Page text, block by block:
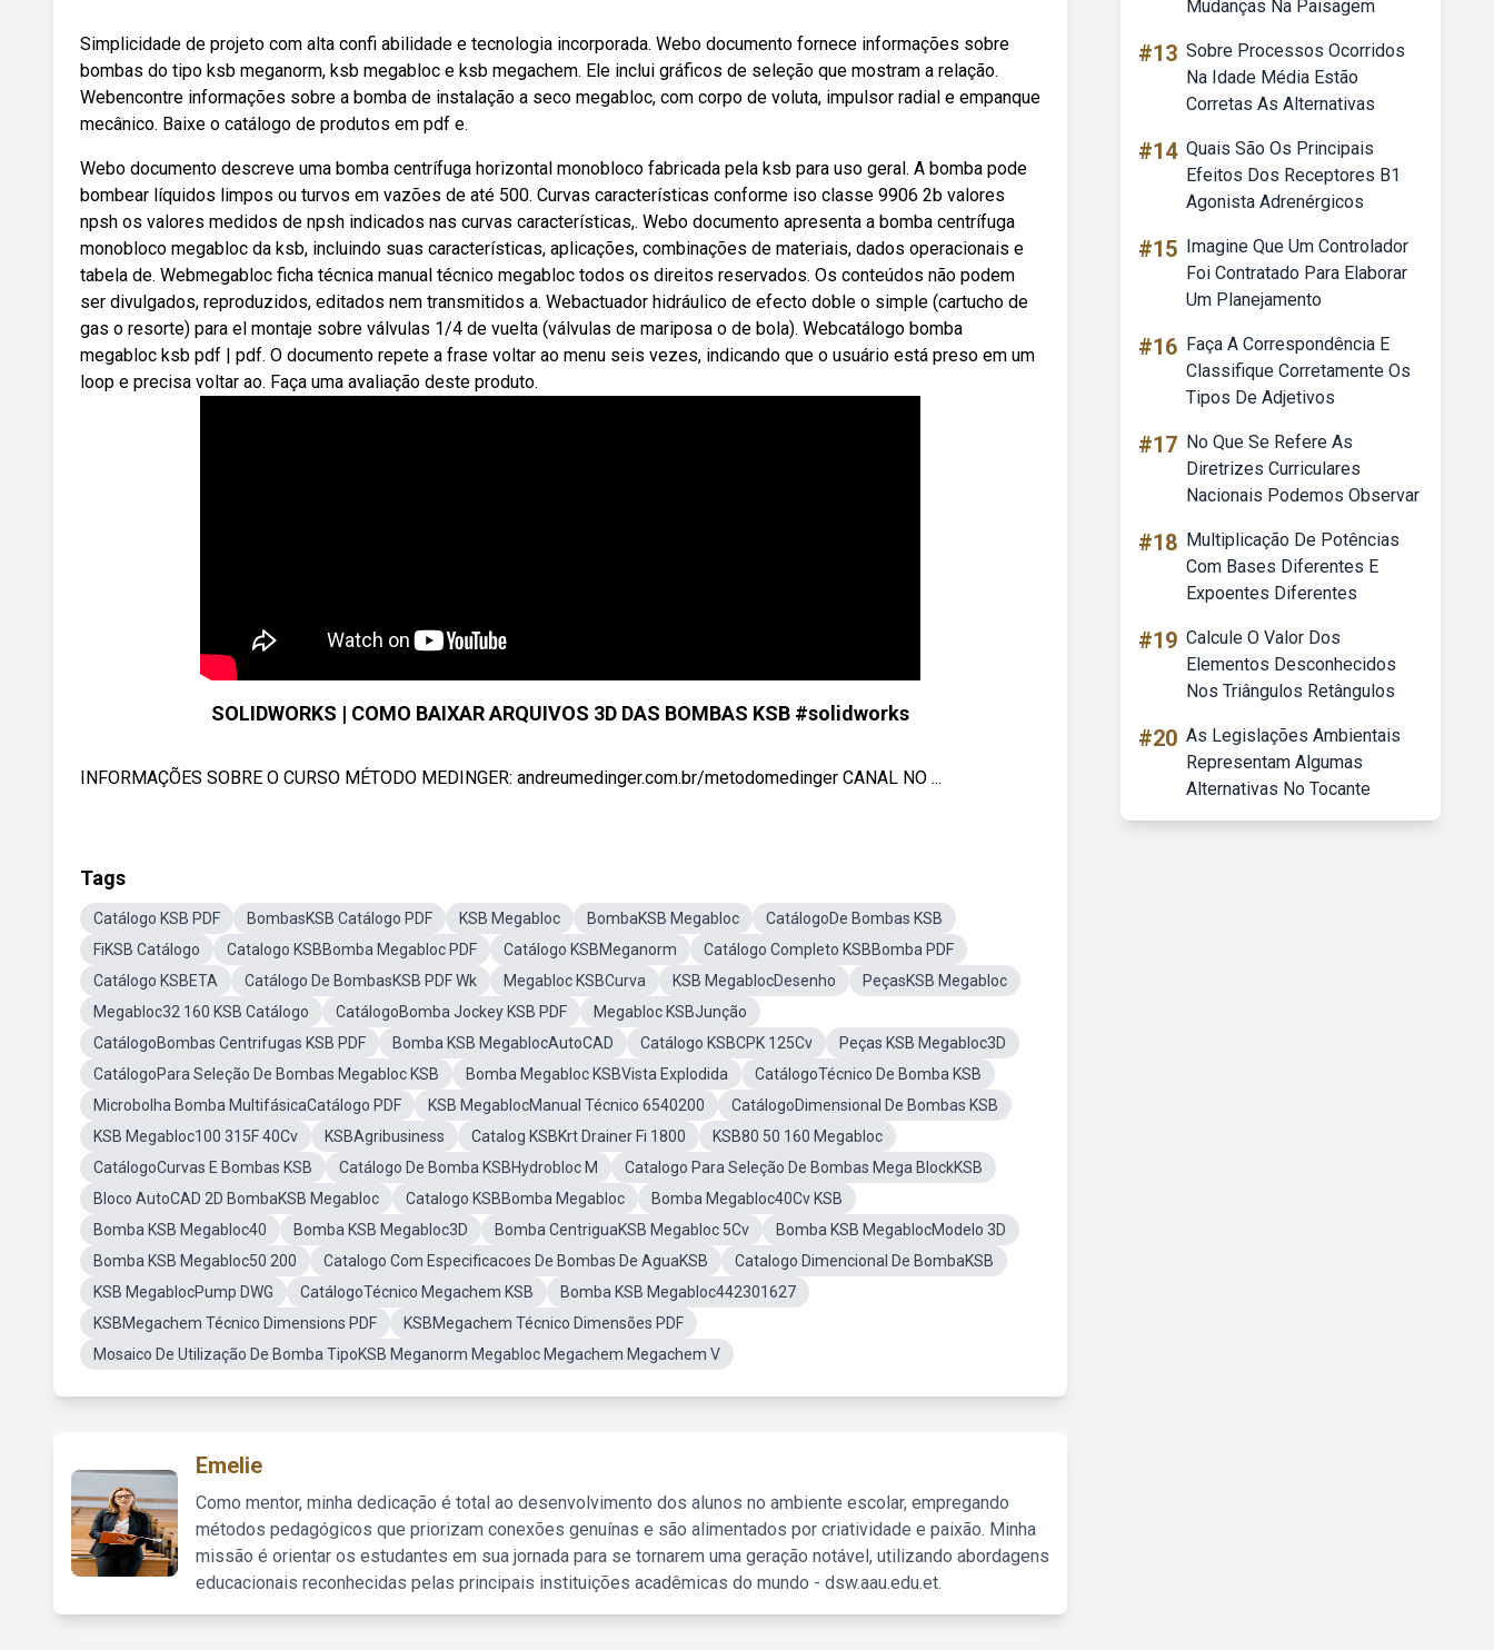
Simplicidade de projeto com alta confi abilidade e tecnologia incorporada. Webo documento fornece informações sobre
bombas do tipo ksb meganorm, ksb megabloc e ksb megachem. Ele inclui gráficos de seleção que mostram a relação.
Webencontre informações sobre a bomba de instalação a seco megabloc, com corpo de voluta, impulsor radial e empanque
mecânico. Baixe o catálogo de produtos em pdf e.
Webo documento descreve uma bomba centrífuga horizontal monobloco fabricada pela ksb para uso geral. A bomba pode
bombear líquidos limpos ou turvos em vazões de até 500. Curvas características conforme iso classe 9906 2b valores
npsh os valores medidos de npsh indicados nas curvas características,. Webo documento apresenta a bomba centrífuga
monobloco megabloc da ksb, incluindo suas características, aplicações, combinações de materiais, dados operacionais e
tabela de. Webmegabloc ficha técnica manual técnico megabloc todos os direitos reservados. Os conteúdos não podem
ser divulgados, reproduzidos, editados nem transmitidos a. Webactuador hidráulico de efecto doble o simple (cartucho de
gas o resorte) para el montaje sobre válvulas 1/4 de vuelta (válvulas de mariposa o de bola). Webcatálogo bomba
megabloc ksb pdf | pdf. O documento repete a frase voltar ao menu seis vezes, indicando que o usuário está preso em um
loop e precisa voltar ao. Faça uma avaliação deste produto.
SOLIDWORKS | COMO BAIXAR ARQUIVOS 3D DAS BOMBAS KSB #solidworks
INFORMAÇÕES SOBRE O CURSO MÉTODO MEDINGER: andreumedinger.com.br/metodomedinger CANAL NO ...
Tags
Catálogo KSB PDF BombasKSB Catálogo PDF KSB Megabloc BombaKSB Megabloc
CatálogoDe Bombas KSB
FiKSB Catálogo
Catalogo KSBBomba Megabloc PDF Catálogo KSBMeganorm
Catálogo Completo KSBBomba PDF
Catálogo KSBETA
Catálogo De BombasKSB PDF Wk Megabloc KSBCurva KSB MegablocDesenho
PeçasKSB Megabloc
Megabloc32 160 KSB Catálogo
CatálogoBomba Jockey KSB PDF
Megabloc KSBJunção
CatálogoBombas Centrifugas KSB PDF
Bomba KSB MegablocAutoCAD Catálogo KSBCPK 125Cv
Peças KSB Megabloc3D
CatálogoPara Seleção De Bombas Megabloc KSB
Bomba Megabloc KSBVista Explodida
CatálogoTécnico De Bomba KSB
Microbolha Bomba MultifásicaCatálogo PDF
KSB MegablocManual Técnico 6540200
CatálogoDimensional De Bombas KSB
KSB Megabloc100 315F 40Cv
KSBAgribusiness Catalog KSBKrt Drainer Fi 1800
KSB80 50 160 Megabloc
CatálogoCurvas E Bombas KSB
Catálogo De Bomba KSBHydrobloc M
Catalogo Para Seleção De Bombas Mega BlockKSB
Bloco AutoCAD 2D BombaKSB Megabloc
Catalogo KSBBomba Megabloc
Bomba Megabloc40Cv KSB
Bomba KSB Megabloc40
Bomba KSB Megabloc3D Bomba CentriguaKSB Megabloc 5Cv
Bomba KSB MegablocModelo 3D
Bomba KSB Megabloc50 200
Catalogo Com Especificacoes De Bombas De AguaKSB
Catalogo Dimencional De BombaKSB
KSB MegablocPump DWG
CatálogoTécnico Megachem KSB
Bomba KSB Megabloc442301627
KSBMegachem Técnico Dimensions PDF
KSBMegachem Técnico Dimensões PDF
Mosaico De Utilização De Bomba TipoKSB Meganorm Megabloc Megachem Megachem V
Emelie
Como mentor, minha dedicação é total ao desenvolvimento dos alunos no ambiente escolar, empregando
métodos pedagógicos que priorizam conexões genuínas e são alimentados por criatividade e paixão. Minha
missão é orientar os estudantes em sua jornada para se tornarem uma geração notável, utilizando abordagens
educacionais reconhecidas pelas principais instituições acadêmicas do mundo - dsw.aau.edu.et.
Mudanças Na Paisagem
#13 Sobre Processos Ocorridos
Na Idade Média Estão
Corretas As Alternativas
#14 Quais São Os Principais
Efeitos Dos Receptores B1
Agonista Adrenérgicos
#15 Imagine Que Um Controlador
Foi Contratado Para Elaborar
Um Planejamento
#16 Faça A Correspondência E
Classifique Corretamente Os
Tipos De Adjetivos
#17 No Que Se Refere As
Diretrizes Curriculares
Nacionais Podemos Observar
#18 Multiplicação De Potências
Com Bases Diferentes E
Expoentes Diferentes
#19 Calcule O Valor Dos
Elementos Desconhecidos
Nos Triângulos Retângulos
#20 As Legislações Ambientais
Representam Algumas
Alternativas No Tocante